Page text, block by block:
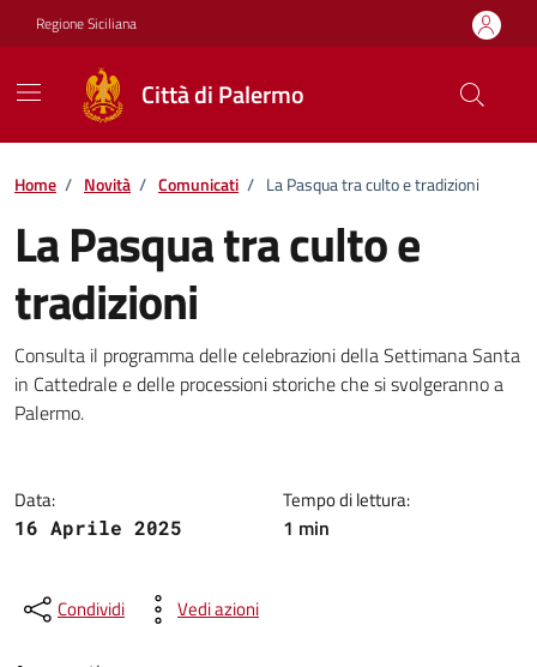
Vai ai contenuti
Vai al footer
Regione Siciliana
Città di Palermo
Home / Novità / Comunicati / La Pasqua tra culto e tradizioni
La Pasqua tra culto e
tradizioni
Dettagli della notizia
Consulta il programma delle celebrazioni della Settimana Santa
in Cattedrale e delle processioni storiche che si svolgeranno a
Palermo.
Data:
16 Aprile 2025
Tempo di lettura:
1 min
Condividi Vedi azioni